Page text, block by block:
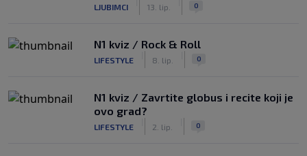
LJUBIMCI 13. lip. 0
N1 kviz / Rock & Roll
LIFESTYLE 8. lip. 0
N1 kviz / Zavrtite globus i recite koji je
ovo grad?
LIFESTYLE 2. lip. 0